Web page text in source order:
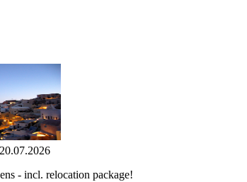
- incl. relocation package!